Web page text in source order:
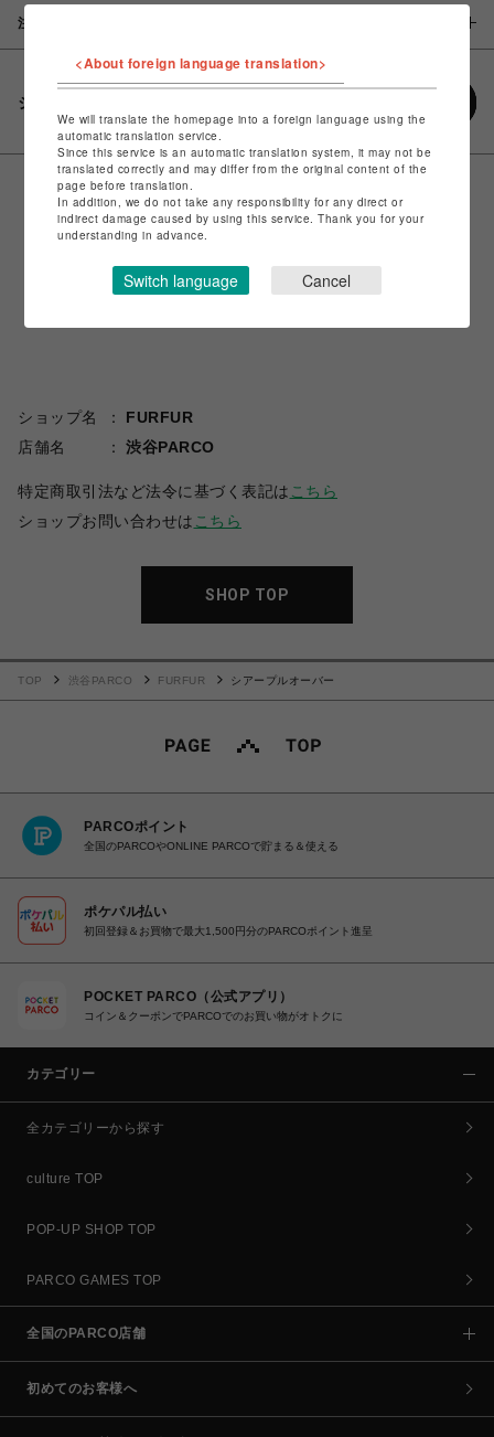
注意事項
シェアする
ショップ名
FURFUR
店舗名
渋谷PARCO
特定商取引法など法令に基づく表記は こちら
ショップお問い合わせは こちら
SHOP TOP
TOP 渋谷PARCO FURFUR シアープルオーバー
PARCOポイント
全国のPARCOやONLINE PARCOで貯まる＆使える
ポケパル払い
初回登録＆お買物で最大1,500円分のPARCOポイント進呈
POCKET PARCO（公式アプリ）
コイン＆クーポンでPARCOでのお買い物がオトクに
カテゴリー
全カテゴリーから探す
culture TOP
POP-UP SHOP TOP
PARCO GAMES TOP
全国のPARCO店舗
初めてのお客様へ
<About foreign language translation>
We will translate the homepage into a foreign language using the
automatic translation service.
Since this service is an automatic translation system, it may not be
translated correctly and may differ from the original content of the
page before translation.
In addition, we do not take any responsibility for any direct or
indirect damage caused by using this service. Thank you for your
understanding in advance.
Switch language Cancel